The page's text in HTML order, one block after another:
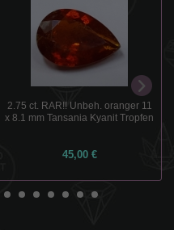
2.75 ct. RAR!! Unbeh. oranger 11
x 8.1 mm Tansania Kyanit Tropfen
45,00 €